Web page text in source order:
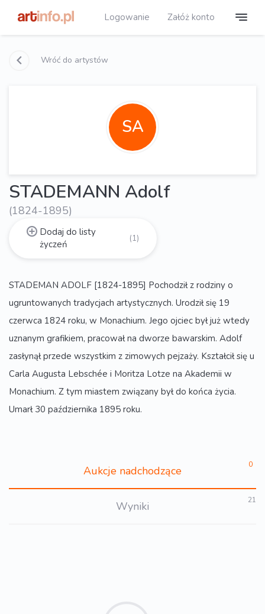
Logowanie Załóż konto
Wróć do artystów
SA
STADEMANN Adolf
(1824-1895)
Dodaj do listy
życzeń
(1)
STADEMAN ADOLF [1824-1895] Pochodził z rodziny o
ugruntowanych tradycjach artystycznych. Urodził się 19
czerwca 1824 roku, w Monachium. Jego ojciec był już wtedy
uznanym grafikiem, pracował na dworze bawarskim. Adolf
zasłynął przede wszystkim z zimowych pejzaży. Kształcił się u
Carla Augusta Lebschée i Moritza Lotze na Akademii w
Monachium. Z tym miastem związany był do końca życia.
Umarł 30 października 1895 roku.
Aukcje nadchodzące 0
Wyniki 21